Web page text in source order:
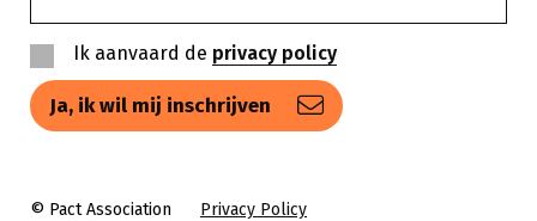
Privacy
policy
Ik aanvaard de privacy policy
© Pact Association
Privacy Policy